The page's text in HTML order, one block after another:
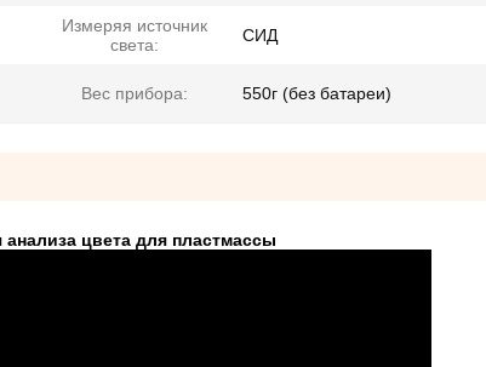
Измеряя источник
света:
СИД
Вес прибора: 550г (без батареи)
цвета для пластмассы